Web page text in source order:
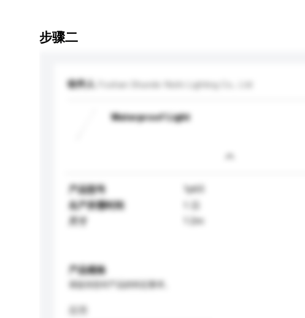
步骤二
收件人 Foshan Shunde Nishi Lighting Co., Ltd
Waterproof Light
产品型号
1p65
生产所需时间
1.2m
产品规格